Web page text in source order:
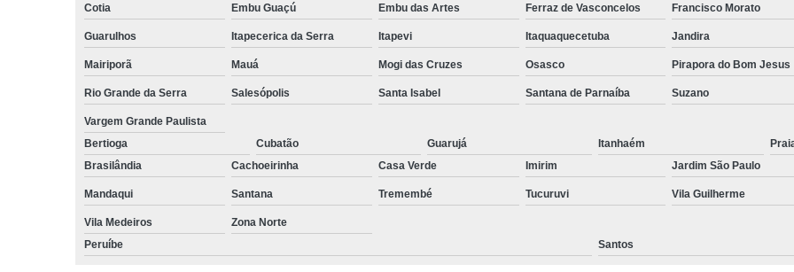
Preenchimento Capilar na
Preenchimento Capilar
Tratamento para a Calvície
Tratamento para Calvície com
Tratamento para Calvície
Cotia Embu Guaçú Embu das Artes Ferraz de Vasconcelos Francisco Morato
Guarulhos Itapecerica da Serra Itapevi Itaquaquecetuba Jandira
Mairiporã Mauá Mogi das Cruzes Osasco Pirapora do Bom Jesus
Rio Grande da Serra Salesópolis Santa Isabel Santana de Parnaíba Suzano
Vargem Grande Paulista
Bertioga
Cubatão Guarujá Itanhaém
Brasilândia
Cachoeirinha Casa Verde Imirim Jardim São Paulo
Mandaqui Santana Tremembé Tucuruvi Vila Guilherme
Vila Medeiros
Zona Norte
Peruíbe
Santos